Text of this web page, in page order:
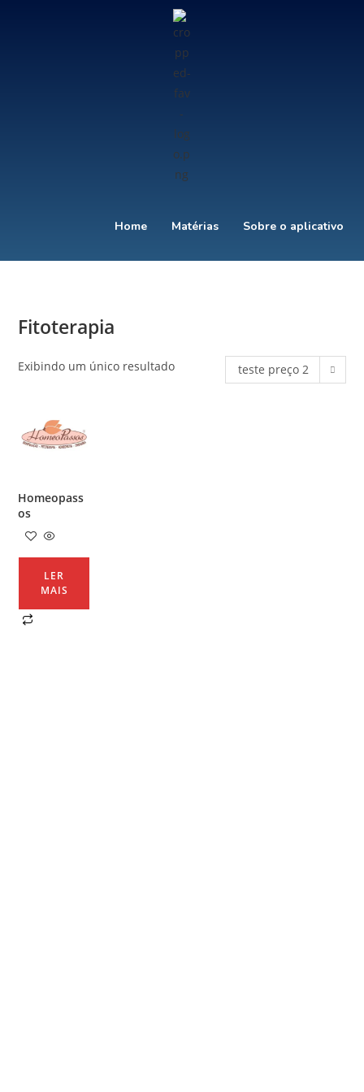
Home Matérias Sobre o aplicativo
Fitoterapia
Exibindo um único resultado teste preço 2
Homeopass
os
LER
MAIS